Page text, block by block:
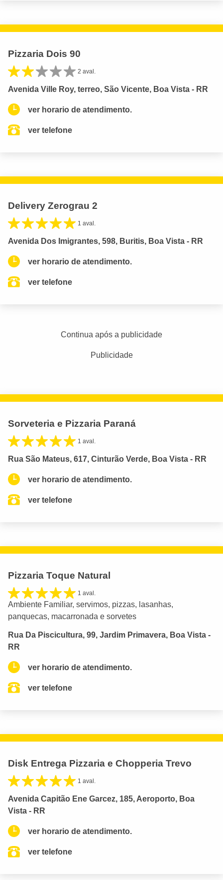
Pizzaria Dois 90
2 aval.
Avenida Ville Roy, terreo, São Vicente, Boa Vista - RR
ver horario de atendimento.
ver telefone
Delivery Zerograu 2
1 aval.
Avenida Dos Imigrantes, 598, Buritis, Boa Vista - RR
ver horario de atendimento.
ver telefone
Continua após a publicidade
Publicidade
Sorveteria e Pizzaria Paraná
1 aval.
Rua São Mateus, 617, Cinturão Verde, Boa Vista - RR
ver horario de atendimento.
ver telefone
Pizzaria Toque Natural
1 aval.
Ambiente Familiar, servimos, pizzas, lasanhas,
panquecas, macarronada e sorvetes
Rua Da Piscicultura, 99, Jardim Primavera, Boa Vista -
RR
ver horario de atendimento.
ver telefone
Disk Entrega Pizzaria e Chopperia Trevo
1 aval.
Avenida Capitão Ene Garcez, 185, Aeroporto, Boa
Vista - RR
ver horario de atendimento.
ver telefone